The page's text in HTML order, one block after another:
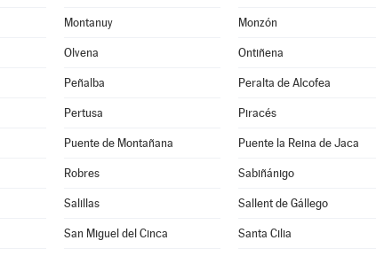
Montanuy Monzón
Olvena Ontiñena
Peñalba Peralta de Alcofea
Pertusa Piracés
Puente de Montañana Puente la Reina de Jaca
Robres Sabiñánigo
Salillas Sallent de Gállego
San Miguel del Cinca Santa Cilia